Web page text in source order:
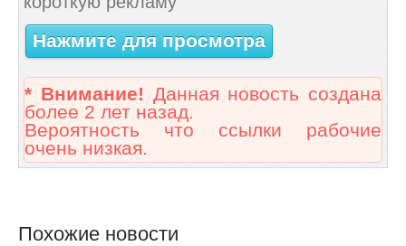
Нажмите для просмотра
* Внимание! Данная новость создана
более 2 лет назад.
Вероятность что ссылки рабочие
очень низкая.
Похожие новости